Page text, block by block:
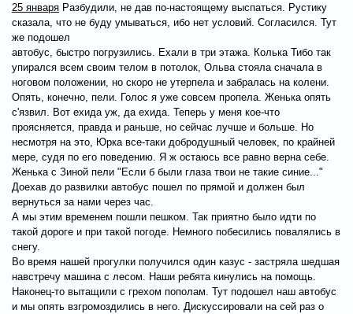
25 января Разбудили, не дав по-настоящему выспаться. Рустику
сказала, что не буду умываться, ибо нет условий. Согласился. Тут
же подошел
автобус, быстро погрузились. Ехали в три этажа. Колька Тибо так
упирался всем своим телом в потолок, Ольва стояла сначала в
ноговом положении, но скоро не утерпела и забралась на колени.
Опять, конечно, пели. Голос я уже совсем пропела. Женька опять
с'язвил. Вот ехида уж, да ехида. Теперь у меня кое-что
проясняется, правда и раньше, но сейчас лучше и больше. Но
несмотря на это, Юрка все-таки добродушный человек, по крайней
мере, судя по его поведению. Я ж остаюсь все равно верна себе.
Женька с Зиной пели "Если б были глаза твои не такие синие..."
Доехав до развилки автобус пошел по прямой и должен был
вернуться за нами через час.
А мы этим временем пошли пешком. Так приятно было идти по
такой дороге и при такой погоде. Немного побесились повалялись в
снегу.
Во время нашей прогулки получился один казус - застряла шедшая
навстречу машина с лесом. Наши ребята кинулись на помощь.
Наконец-то вытащили с грехом пополам. Тут подошел наш автобус
и мы опять взгромоздились в него. Дискуссировали на сей раз о